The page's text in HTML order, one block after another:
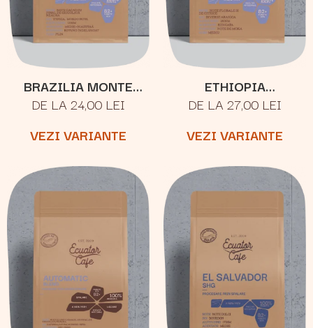
BRAZILIA MONTE
CRISTO
DE LA 24,00 LEI
VEZI VARIANTE
ETHIOPIA
YIRGACHEFFE
DE LA 27,00 LEI
VEZI VARIANTE